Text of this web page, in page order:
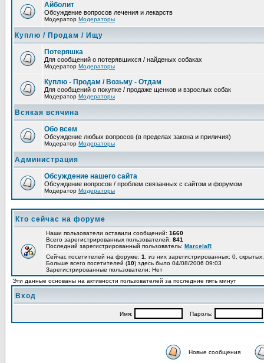
Айболит
Обсуждение вопросов лечения и лекарств
Модератор Модераторы
Куплю / Продам / Ищу
Потеряшка
Для сообщений о потерявшихся / найденых собаках
Модератор Модераторы
Куплю - Продам / Возьму - Отдам
Для сообщений о покупке / продаже щенков и взрослых собак
Модератор Модераторы
Всякая всячина
Обо всем
Обсуждение любых вопросов (в пределах закона и приличия)
Модератор Модераторы
Администрация
Обсуждение нашего сайта
Обсуждение вопросов / проблем связанных с сайтом и форумом
Модератор Модераторы
Кто сейчас на форуме
Наши пользователи оставили сообщений: 1660
Всего зарегистрированных пользователей: 841
Последний зарегистрированный пользователь: MarcelaR
Сейчас посетителей на форуме: 1
, из них зарегистрированных: 0,
Больше всего посетителей (10) здесь было 04/08/2006 09:03
Зарегистрированные пользователи: Нет
Эти данные основаны на активности пользователей за последние пять минут
Вход
Имя: Пароль:
Новые сообщения